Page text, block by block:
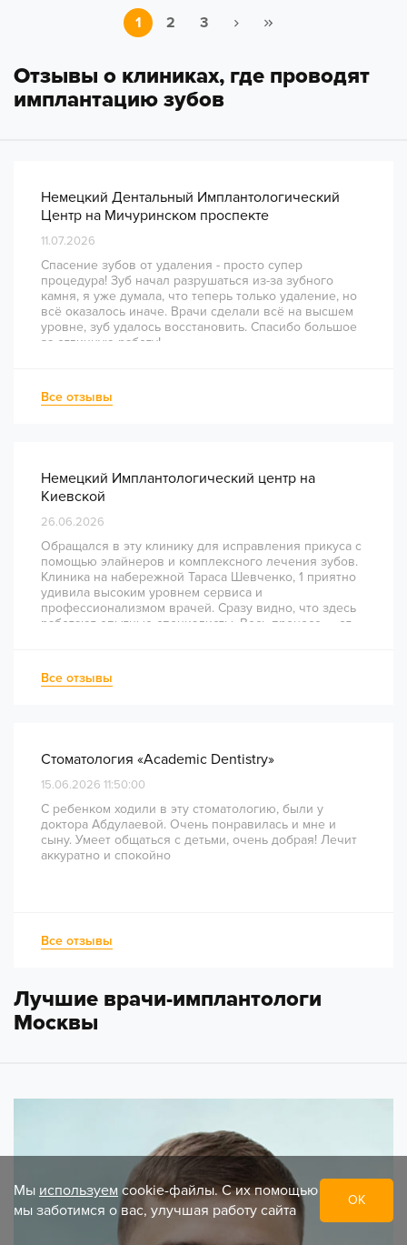
1 2 3
Отзывы о клиниках, где проводят
имплантацию зубов
Немецкий Дентальный Имплантологический
Центр на Мичуринском проспекте
11.07.2026
Спасение зубов от удаления - просто супер
процедура! Зуб начал разрушаться из-за зубного
камня, я уже думала, что теперь только удаление, но
всё оказалось иначе. Врачи сделали всё на высшем
уровне, зуб удалось восстановить. Спасибо большое
за отличную работу!
Все отзывы
Немецкий Имплантологический центр на
Киевской
26.06.2026
Обращался в эту клинику для исправления прикуса с
помощью элайнеров и комплексного лечения зубов.
Клиника на набережной Тараса Шевченко, 1 приятно
удивила высоким уровнем сервиса и
профессионализмом врачей. Сразу видно, что здесь
работают опытные специалисты. Весь процесс — от
непростое перелечивание каналов прошло
комфортно и безболезненно. Рекомендую всем, кто
Все отзывы
Стоматология «Academic Dentistry»
15.06.2026 11:50:00
С ребенком ходили в эту стоматологию, были у
доктора Абдулаевой. Очень понравилась и мне и
сыну. Умеет общаться с детьми, очень добрая! Лечит
аккуратно и спокойно
Все отзывы
Лучшие врачи-имплантологи
Москвы
Мы используем cookie-файлы. С их помощью
мы заботимся о вас, улучшая работу сайта
ОК